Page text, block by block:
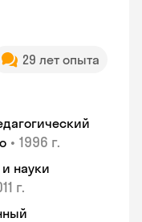
29 лет опыта
• 1996 г.
науки
г.